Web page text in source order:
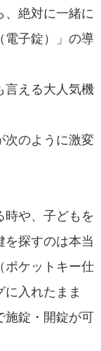
、絶対に一緒に
電子錠）」の導
言える大人気機
次のように激変
時や、子どもを
を探すのは本当
ポケットキー仕
入れたまま
施錠・開錠が可